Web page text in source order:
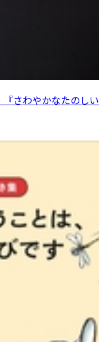
『さわやかなたの